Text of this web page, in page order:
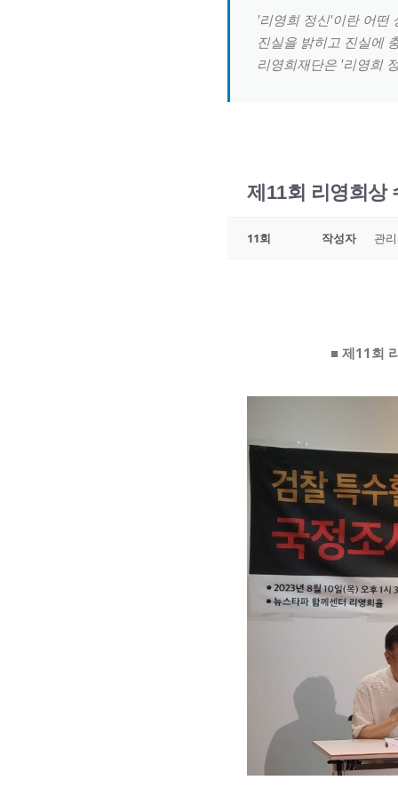
'리영희 정신'이란 어떤
진실을 밝히고 진실에
리영희재단은 '리영희
제11회 리영희상
11회 작성자 관
■ 제11회